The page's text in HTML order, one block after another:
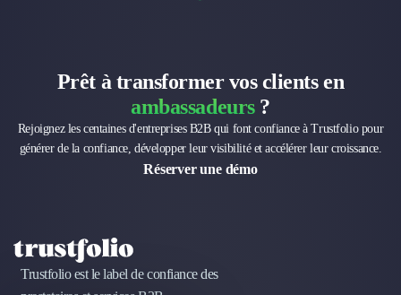
Prêt à transformer vos clients en
ambassadeurs?
Rejoignez les centaines d'entreprises B2B qui font confiance à Trustfolio pour
générer de la confiance, développer leur visibilité et accélérer leur croissance.
Réserver une démo
Trustfolio est le label de confiance des